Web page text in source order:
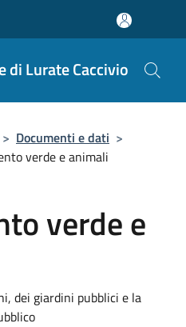
di Lurate Caccivio
> Documenti e dati >
verde e animali
verde e
dei giardini pubblici e la